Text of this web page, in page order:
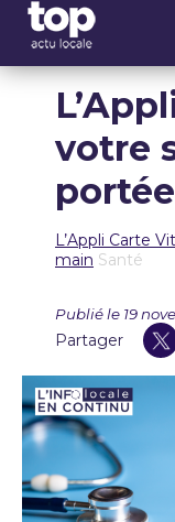
votre
L’Appli Carte
main Santé
Publié le 19
Partager
Panneau de